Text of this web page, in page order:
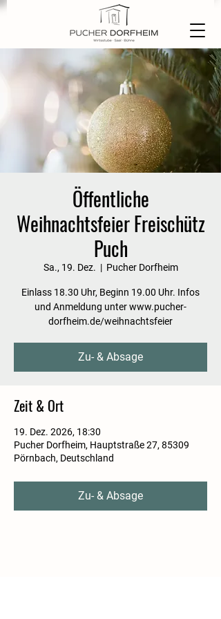
Öffentliche
Weihnachtsfeier Freischütz
Puch
Sa., 19. Dez.
  |
Pucher Dorfheim
Einlass 18.30 Uhr, Beginn 19.00 Uhr. Infos
und Anmeldung unter www.pucher-
dorfheim.de/weihnachtsfeier
Zu- & Absage
Zeit & Ort
19. Dez. 2026, 18:30
Pucher Dorfheim, Hauptstraße 27, 85309
Pörnbach, Deutschland
Zu- & Absage